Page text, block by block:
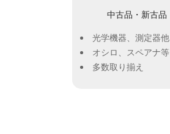
中古品・新古品
光学機器、測定器他
オシロ、スペアナ等
多数取り揃え